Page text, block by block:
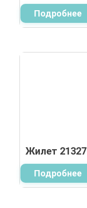
Подробнее
Жилет 21327
Подробнее